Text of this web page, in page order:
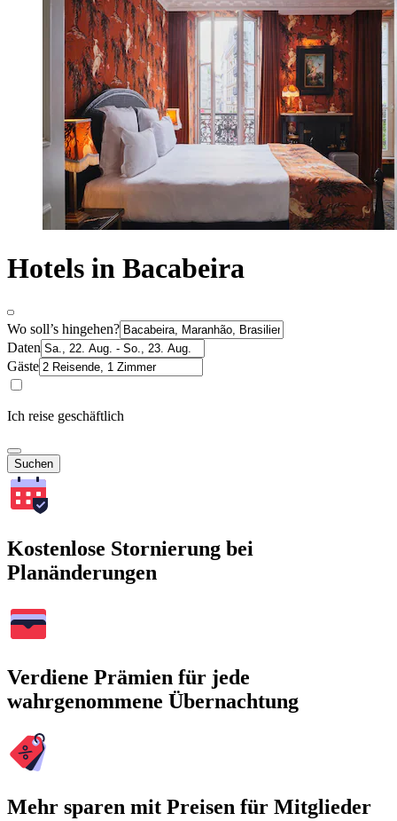
Hotels in Bacabeira
Wo soll’s hingehen?
Daten
Gäste
Ich reise geschäftlich
Suchen
Kostenlose Stornierung bei
Planänderungen
Verdiene Prämien für jede
wahrgenommene Übernachtung
Mehr sparen mit Preisen für Mitglieder